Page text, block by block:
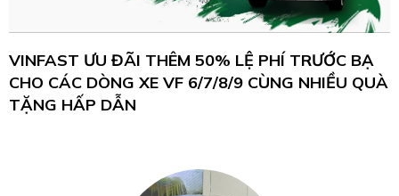
VINFAST ƯU ĐÃI THÊM 50% LỆ PHÍ TRƯỚC BẠ
CHO CÁC DÒNG XE VF 6/7/8/9 CÙNG NHIỀU QUÀ
TẶNG HẤP DẪN